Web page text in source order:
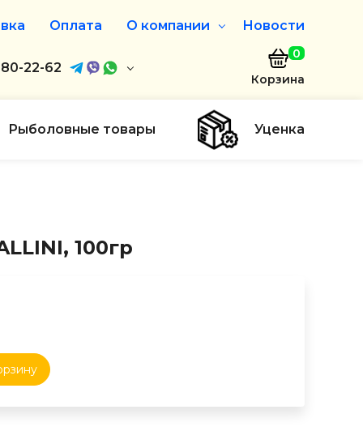
Оплата О компании
О нас
Дисконтная программа
Новости
22-62
Заказать звонок
0
Корзина
Рыболовные товары Уценка
100гр